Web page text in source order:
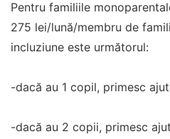
Pentru familiile
275 lei/lună/membru de
incluziune este următorul:
-dacă au 1 copil, primesc
-dacă au 2 copii, primesc